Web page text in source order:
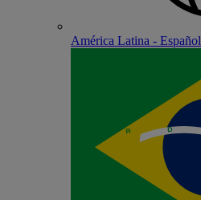
América Latina - Español